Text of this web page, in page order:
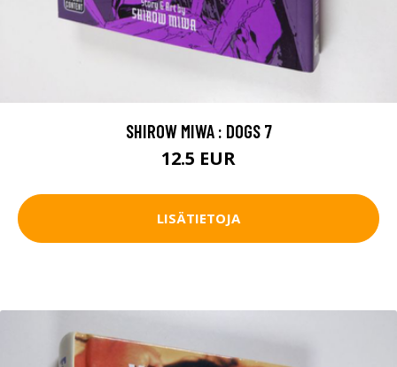
SHIROW MIWA : DOGS 7
12.5 EUR
LISÄTIETOJA